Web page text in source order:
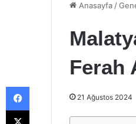
Anasayfa /
Ferah
21 Ağustos 2024
Facebook
X